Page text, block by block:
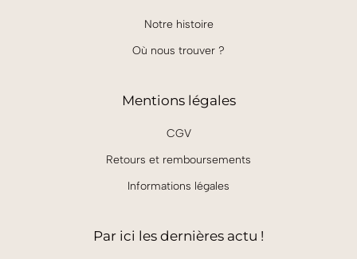
Notre histoire
Où nous trouver ?
Mentions légales
CGV
Retours et remboursements
Informations légales
Par ici les dernières actu !